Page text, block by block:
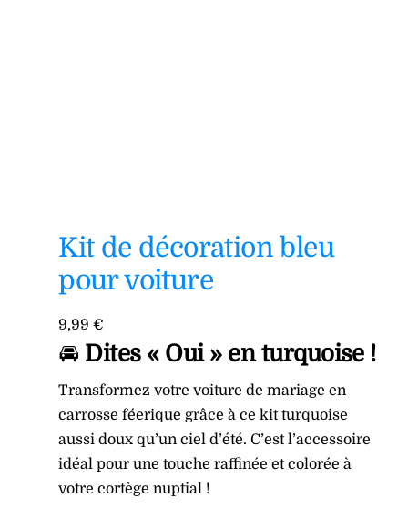
Kit de décoration bleu
pour voiture
9,99€
🚘 Dites « Oui » en turquoise !
Transformez votre voiture de mariage en
carrosse féerique grâce à ce kit turquoise
aussi doux qu’un ciel d’été. C’est l’accessoire
idéal pour une touche raffinée et colorée à
votre cortège nuptial !